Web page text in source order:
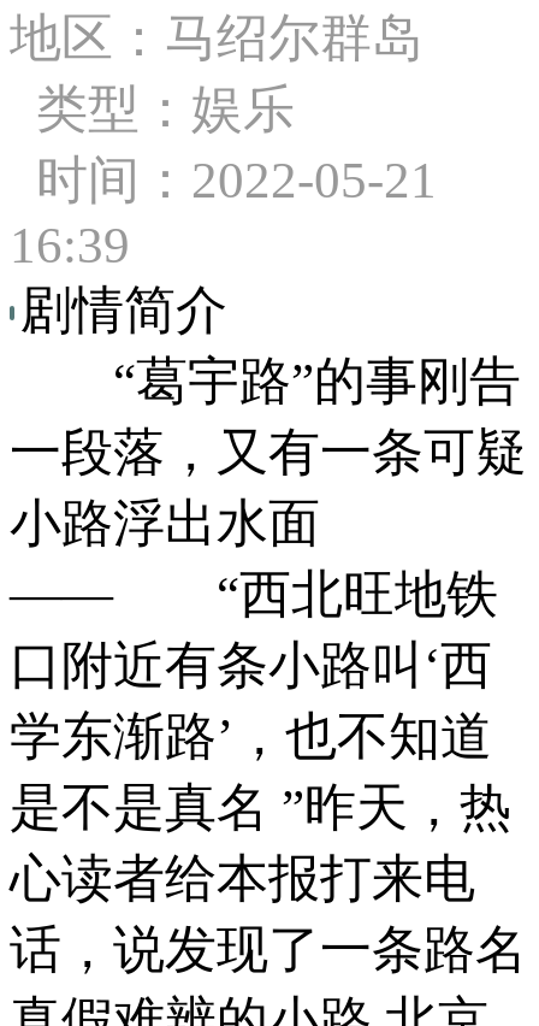
地区：马绍尔群岛
类型：娱乐
时间：2022-05-21
16:39
剧情简介
­ “葛宇路”的事刚告
一段落，又有一条可疑
小路浮出水面
——­ “西北旺地铁
口附近有条小路叫‘西
学东渐路’，也不知道
是不是真名 ”昨天，热
心读者给本报打来电
话，说发现了一条路名